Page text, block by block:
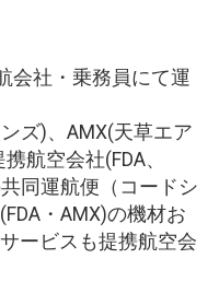
会社・乗務員にて運
ズ)、AMX(天草エア
航空会社(FDA、
同運航便（コードシ
・AMX)の機材お
ービスも提携航空会